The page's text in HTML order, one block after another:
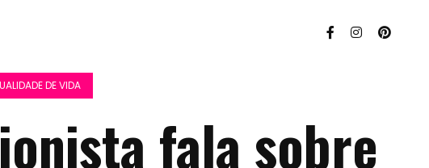
DE VIDA
fala sobre